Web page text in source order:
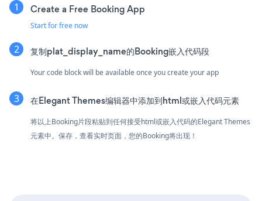
Create a Free Booking App
Start for free now
复制plat_display_name的Booking嵌入代码段
Your code block will be available once you create your app
在Elegant Themes编辑器中添加到html或嵌入代码元素
将以上Booking片段粘贴到任何接受html或嵌入代码的Elegant Themes
元素中。保存，查看实时页面，您的Booking将出现！